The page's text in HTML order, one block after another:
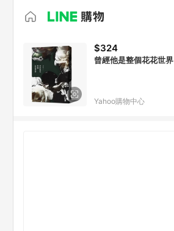
$324
曾經他是整個花花世界
Yahoo購物中心